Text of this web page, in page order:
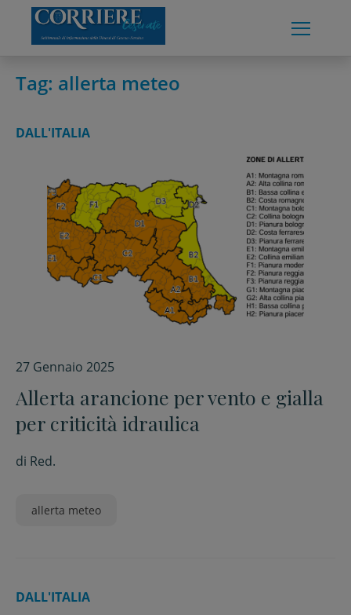
content
Tag: allerta meteo
DALL'ITALIA
27 Gennaio 2025
Allerta arancione per vento e gialla
per criticità idraulica
di Red.
allerta meteo
DALL'ITALIA